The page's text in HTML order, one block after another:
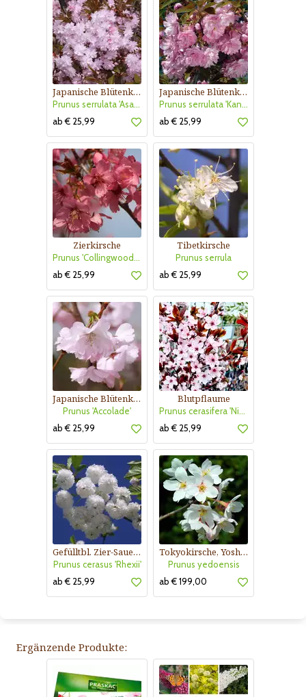
Japanische Blütenkirsche
Prunus serrulata 'Asano'
ab € 25,99
Japanische Blütenkirsche
Prunus serrulata 'Kanzan'
ab € 25,99
Zierkirsche
Prunus 'Collingwood Ingram'
ab € 25,99
Tibetkirsche
Prunus serrula
ab € 25,99
Japanische Blütenkirsche
Prunus 'Accolade'
ab € 25,99
Blutpflaume
Prunus cerasifera 'Nigra'
ab € 25,99
Gefülltbl. Zier-Sauerkirsche
Prunus cerasus 'Rhexii'
ab € 25,99
Tokyokirsche, Yoshino-Kirsche
Prunus yedoensis
ab € 199,00
Ergänzende Produkte: